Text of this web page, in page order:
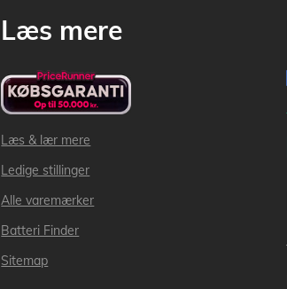
Læs mere
Læs & lær mere
Ledige stillinger
Alle varemærker
Batteri Finder
Sitemap